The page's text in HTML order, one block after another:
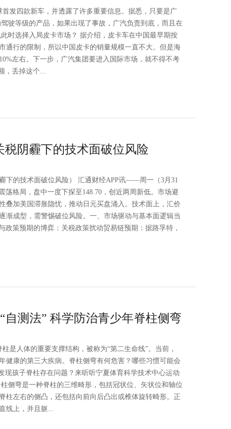
发四款新车，并透露了许多重要信息。据悉，只要是广
驶等级的产品，如果出现了事故，广汽负责到底，而且在
时选择入局皮卡市场？ 据介绍，皮卡车在中国最早期按
通行的限制，所以中国皮卡的销量规模一直不大。但是海
左右。下一步，广汽集团要进入国际市场，就不得不考
，丢掉这个...
阴霾下的技术面破位风险
下的技术面破位风险） 汇通财经APP讯——周一（3月31
荡格局，盘中一度下探至148.70，创近两周新低。市场避
叠加美国滞胀隐忧，推动日元买盘涌入。技术面上，汇价
渐成型，需警惕破位风险。一、市场驱动与基本面逻辑当
政策预期的博弈：关税政策扰动贸易链预期：据路孚特，
自测法” 科学防治青少年脊柱侧弯
是人体的重要支撑结构，被称为“第二生命线”。当前，
健康的第三大疾病。脊柱侧弯有何危害？哪些习惯可能会
现孩子脊柱存在问题？来听听宁夏体育科学技术中心运动
侧弯是一种脊柱的三维畸形，包括冠状位、矢状位和轴位
柱左右的侧凸，还包括向前向后凸出或椎体旋转畸形。正
线上，并且躯...